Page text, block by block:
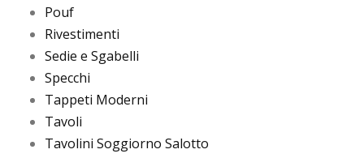
Pouf
Rivestimenti
Sedie e Sgabelli
Specchi
Tappeti Moderni
Tavoli
Tavolini Soggiorno Salotto